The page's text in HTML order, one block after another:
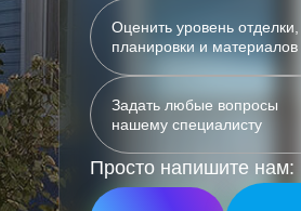
Оценить уровень отделки,
планировки и материалов
Задать любые вопросы
нашему специалисту
Просто напишите нам: